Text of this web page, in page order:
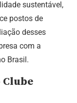
sustentável,
postos de
desses
com a
Brasil.